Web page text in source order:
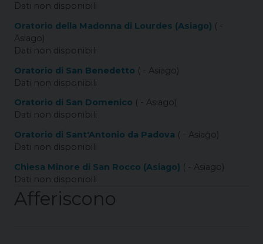
Dati non disponibili
Oratorio della Madonna di Lourdes (Asiago) ( -
Asiago)
Dati non disponibili
Oratorio di San Benedetto ( - Asiago)
Dati non disponibili
Oratorio di San Domenico ( - Asiago)
Dati non disponibili
Oratorio di Sant'Antonio da Padova ( - Asiago)
Dati non disponibili
Chiesa Minore di San Rocco (Asiago) ( - Asiago)
Dati non disponibili
Afferiscono